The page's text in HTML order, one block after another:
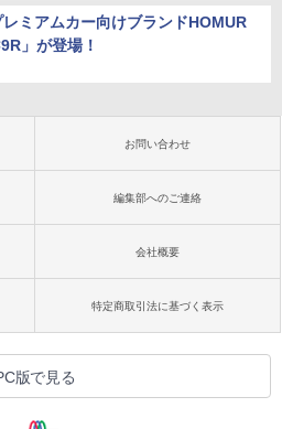
レミアムカー向けブランドHOMUR
」が登場！
お問い合わせ
編集部へのご連絡
会社概要
特定商取引法に基づく表示
版で見る